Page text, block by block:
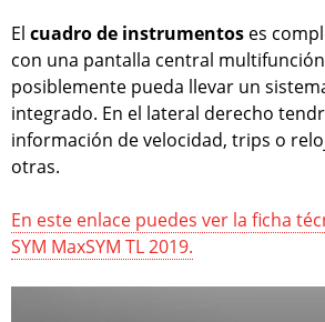
El cuadro de instrumentos es
con una pantalla central
posiblemente pueda llevar un
integrado. En el lateral derecho
información de velocidad, trips o
otras.
En este enlace puedes ver la ficha
SYM MaxSYM TL 2019.